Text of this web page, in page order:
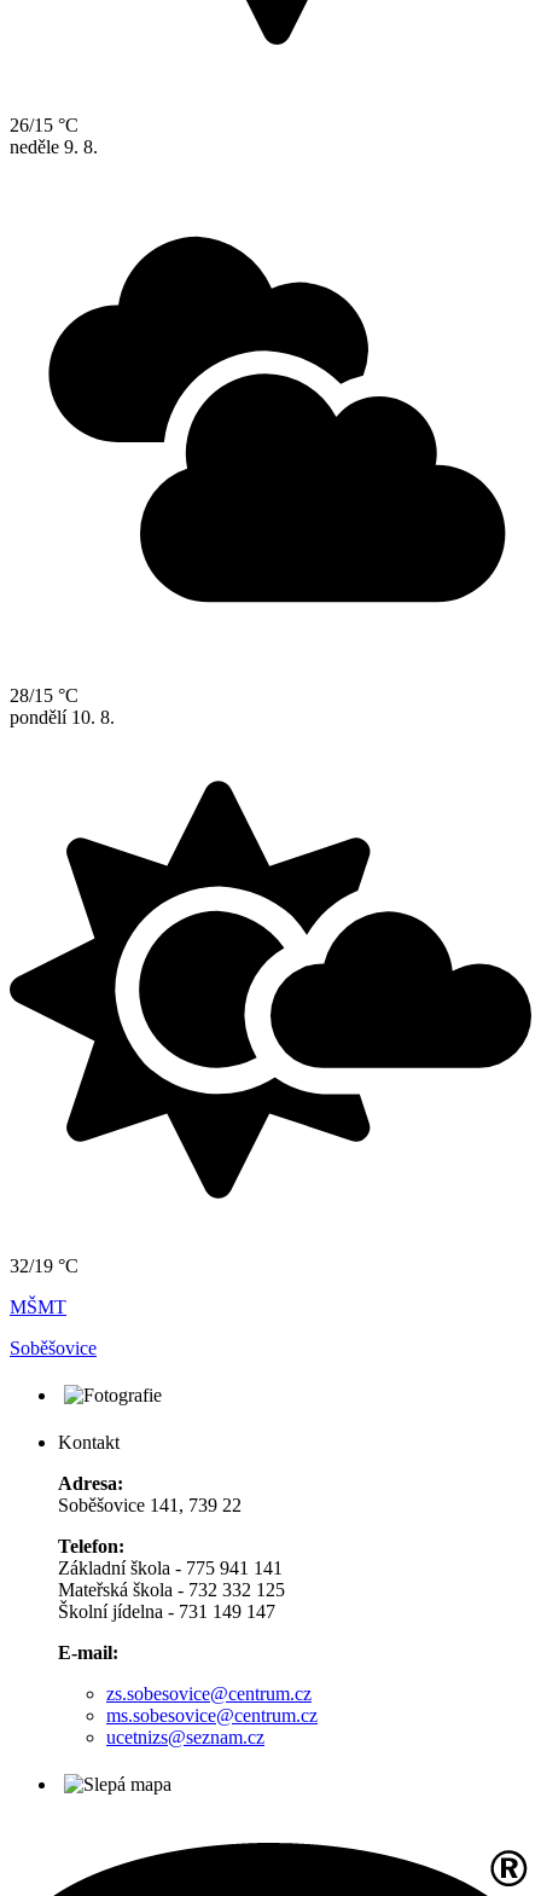
26/15 °C
neděle 9. 8.
28/15 °C
pondělí 10. 8.
32/19 °C
MŠMT
Soběšovice
Kontakt
Adresa:
Soběšovice 141, 739 22
Telefon:
Základní škola - 775 941 141
Mateřská škola - 732 332 125
Školní jídelna - 731 149 147
E-mail:
zs.sobesovice@centrum.cz
ms.sobesovice@centrum.cz
ucetnizs@seznam.cz